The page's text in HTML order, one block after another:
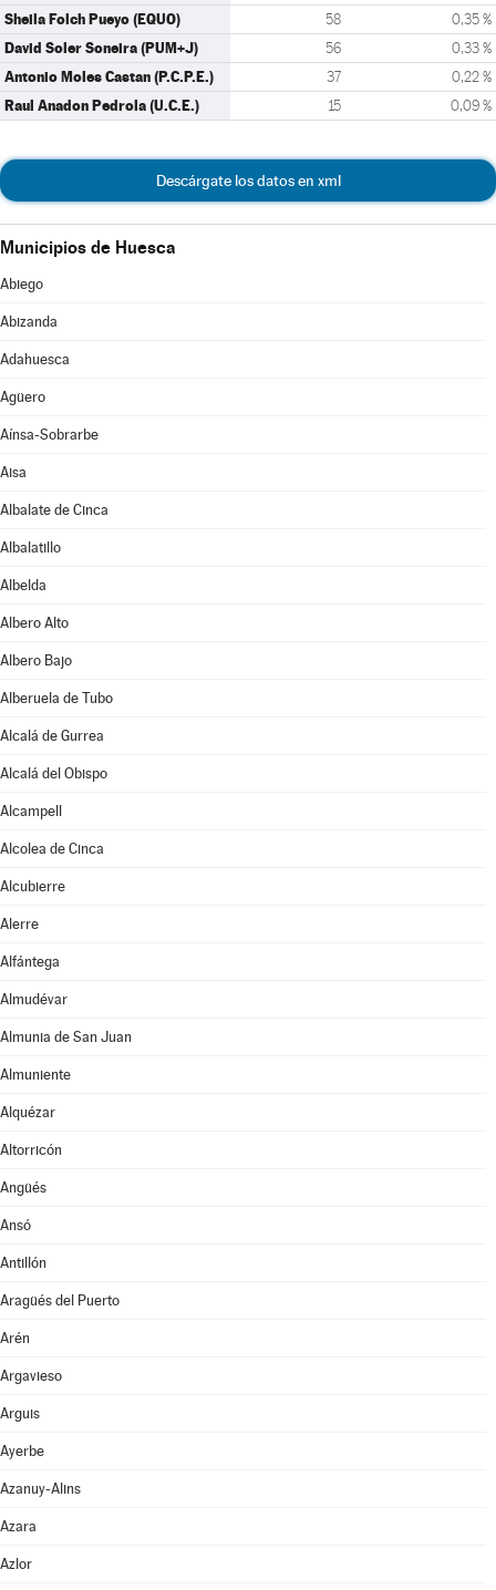
Sheila Folch Pueyo (EQUO) 58 0,35 %
David Soler Soneira (PUM+J) 56 0,33 %
Antonio Moles Castan (P.C.P.E.) 37 0,22 %
Raul Anadon Pedrola (U.C.E.) 15 0,09 %
Descárgate los datos en xml
Municipios de Huesca
Abiego
Abizanda
Adahuesca
Agüero
Aínsa-Sobrarbe
Aisa
Albalate de Cinca
Albalatillo
Albelda
Albero Alto
Albero Bajo
Alberuela de Tubo
Alcalá de Gurrea
Alcalá del Obispo
Alcampell
Alcolea de Cinca
Alcubierre
Alerre
Alfántega
Almudévar
Almunia de San Juan
Almuniente
Alquézar
Altorricón
Angüés
Ansó
Antillón
Aragüés del Puerto
Arén
Argavieso
Arguis
Ayerbe
Azanuy-Alins
Azara
Azlor